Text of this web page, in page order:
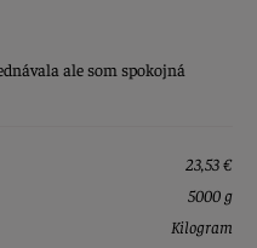
ale som spokojná
23,53 €
5000 g
Kilogram